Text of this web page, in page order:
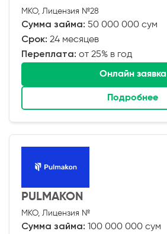
МКО, Лицензия №28
Сумма займа: 50 000 000 сум
Срок: 24 месяцев
Переплата: от 25% в год
Онлайн заявка
Подробнее
PULMAKON
МКО, Лицензия №
Сумма займа: 100 000 000 сум